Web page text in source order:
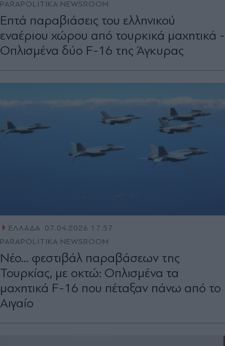
PARAPOLITIKA NEWSROOM
Επτά παραβιάσεις του ελληνικού
εναέριου χώρου από τουρκικά μαχητικά -
Οπλισμένα δύο F-16 της Άγκυρας
ΕΛΛΑΔΑ 07.04.2026 17:57
PARAPOLITIKA NEWSROOM
Νέο... φεστιβάλ παραβάσεων της
Τουρκίας, με οκτώ: Οπλισμένα τα
μαχητικά F-16 που πέταξαν πάνω από το
Αιγαίο